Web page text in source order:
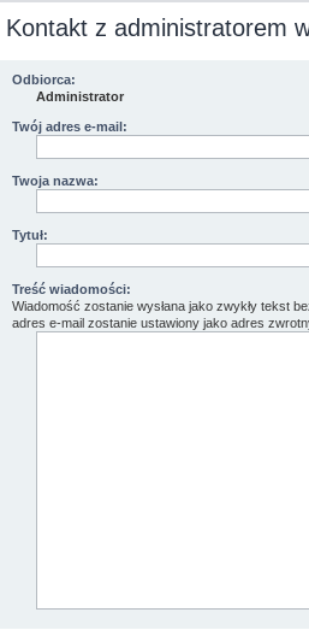
Kontakt z administratorem
Odbiorca:
Administrator
Twój adres e-mail:
Twoja nazwa:
Tytuł:
Treść wiadomości:
Wiadomość zostanie wysłana jako zwykły tekst
adres e-mail zostanie ustawiony jako adres